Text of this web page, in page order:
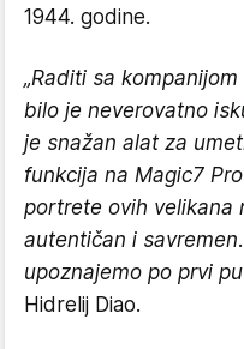
1944. godine.
„Raditi sa
bilo je neverovatno
je snažan alat za
funkcija na Magic7
portrete ovih velikana
autentičan i
upoznajemo po prvi
Hidrelij Diao.